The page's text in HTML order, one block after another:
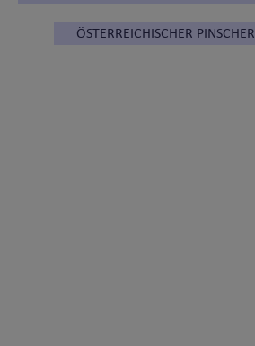
ÖSTERREICHISCHER PINSCHER